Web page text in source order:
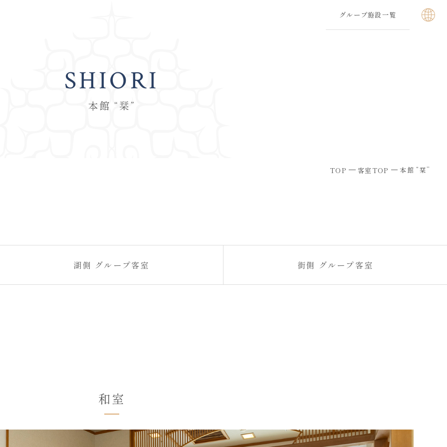
グループ施設一覧
SHIORI
本館 “栞”
TOP 客室TOP 本館 “栞”
湖側 グループ客室 街側 グループ客室
和室